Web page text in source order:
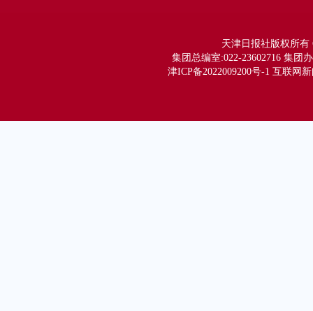
天津日报社版权所有
集团总编室:022-23602716 集团
津ICP备2022009200号-1 互联网